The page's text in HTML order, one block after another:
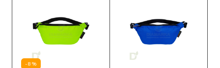
-8%